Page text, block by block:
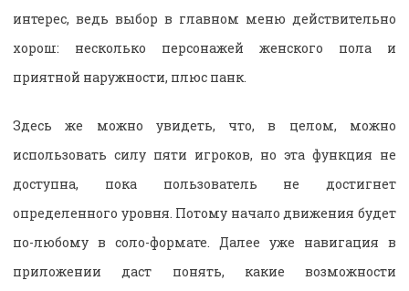
интерес, ведь выбор в главном меню действительно
хорош: несколько персонажей женского пола и
приятной наружности, плюс панк.
Здесь же можно увидеть, что, в целом, можно
использовать силу пяти игроков, но эта функция не
доступна, пока пользователь не достигнет
определенного уровня. Потому начало движения будет
по-любому в соло-формате. Далее уже навигация в
приложении даст понять, какие возможности